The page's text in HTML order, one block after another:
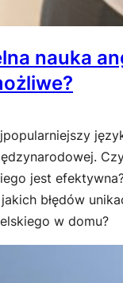
nauka
jest
błędów
w domu?